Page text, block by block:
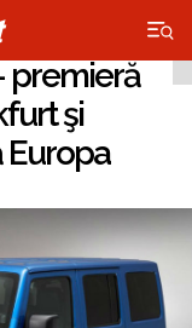
×
premieră
şi
Europa